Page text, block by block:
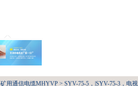
矿用通信电缆MHYVP > SYV-75-5，|SYV-75-3，电